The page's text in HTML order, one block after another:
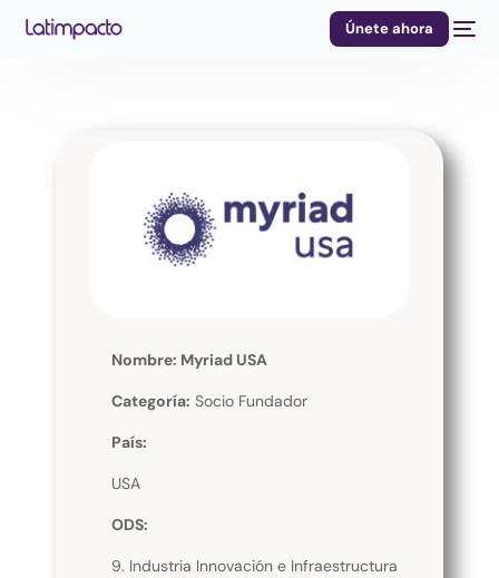
Únete ahora
Nombre: Myriad USA
Categoría: Socio Fundador
País:
USA
ODS:
9. Industria Innovación e Infraestructura